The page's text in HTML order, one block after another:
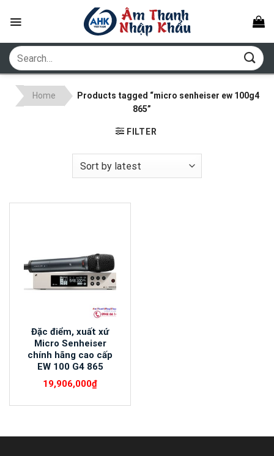
Search
for:
Home
Products tagged “micro senheiser ew 100g4
865”
FILTER
Đặc điểm, xuất xứ
Micro Senheiser
chính hãng cao cấp
EW 100 G4 865
19,906,000₫